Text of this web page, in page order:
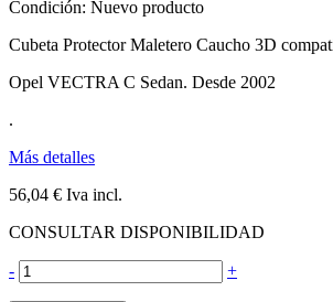
Condición: Nuevo producto
Cubeta Protector Maletero Caucho 3D
Opel VECTRA C Sedan. Desde 2002
.
Más detalles
56,04 € Iva incl.
CONSULTAR DISPONIBILIDAD
- +